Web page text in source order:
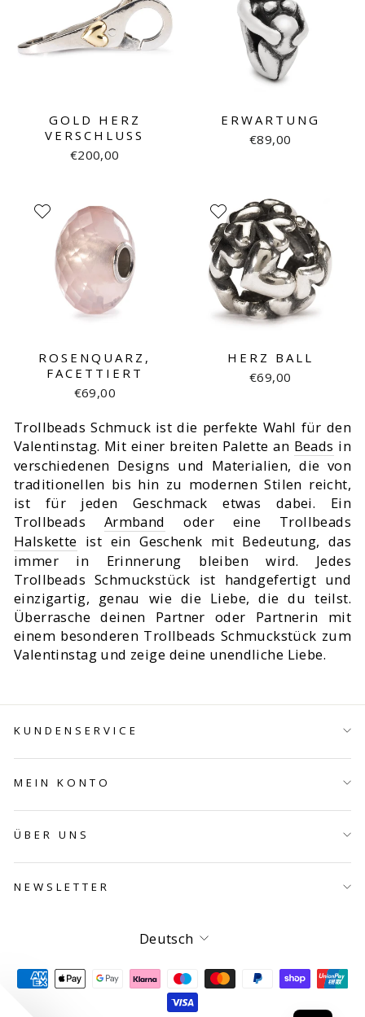
GOLD HERZ
VERSCHLUSS
€200,00
ERWARTUNG
€89,00
ROSENQUARZ,
FACETTIERT
€69,00
HERZ BALL
€69,00
Trollbeads Schmuck ist die perfekte Wahl für den
Valentinstag. Mit einer breiten Palette an Beads in
verschiedenen Designs und Materialien, die von
traditionellen bis hin zu modernen Stilen reicht,
ist für jeden Geschmack etwas dabei. Ein
Trollbeads Armband oder eine Trollbeads
Halskette ist ein Geschenk mit Bedeutung, das
immer in Erinnerung bleiben wird. Jedes
Trollbeads Schmuckstück ist handgefertigt und
einzigartig, genau wie die Liebe, die du teilst.
Überrasche deinen Partner oder Partnerin mit
einem besonderen Trollbeads Schmuckstück zum
Valentinstag und zeige deine unendliche Liebe.
KUNDENSERVICE
MEIN KONTO
ÜBER UNS
NEWSLETTER
Sprache
Deutsch